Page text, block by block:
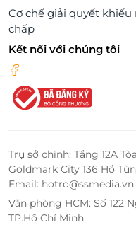
Cơ chế giải quyết khiếu
chấp
Kết nối với chúng tôi
Trụ sở chính: Tầng 12A
Goldmark City 136 Hồ
Email: hotro@ssmedia.vn
Văn phòng HCM: Số 122
TP.Hồ Chí Minh